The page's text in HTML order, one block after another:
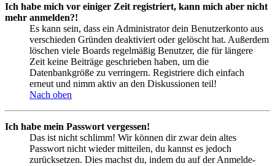
Ich habe mich vor einiger Zeit registriert, kann mich aber nicht
mehr anmelden?!
Es kann sein, dass ein Administrator dein Benutzerkonto aus
verschieden Gründen deaktiviert oder gelöscht hat. Außerdem
löschen viele Boards regelmäßig Benutzer, die für längere
Zeit keine Beiträge geschrieben haben, um die
Datenbankgröße zu verringern. Registriere dich einfach
erneut und nimm aktiv an den Diskussionen teil!
Nach oben
Ich habe mein Passwort vergessen!
Das ist nicht schlimm! Wir können dir zwar dein altes
Passwort nicht wieder mitteilen, du kannst es jedoch
zurücksetzen. Dies machst du, indem du auf der Anmelde-